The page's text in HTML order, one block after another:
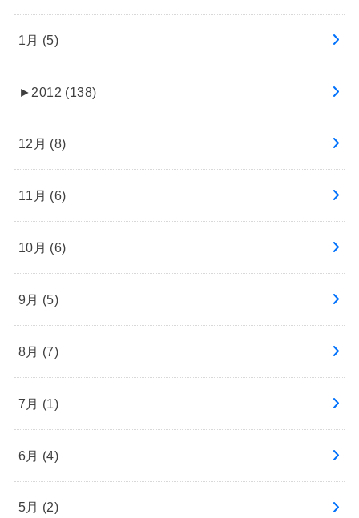
1月 (5)
► 2012 (138)
12月 (8)
11月 (6)
10月 (6)
9月 (5)
8月 (7)
7月 (1)
6月 (4)
5月 (2)